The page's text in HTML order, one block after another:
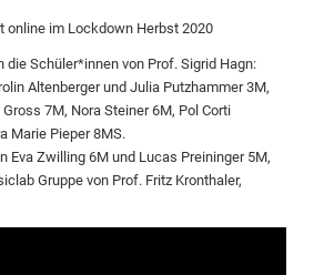
online im Lockdown Herbst 2020
die Schüler*innen von Prof. Sigrid Hagn:
Altenberger und Julia Putzhammer 3M,
Gross 7M, Nora Steiner 6M, Pol Corti
Marie Pieper 8MS.
Eva Zwilling 6M und Lucas Preininger 5M,
Gruppe von Prof. Fritz Kronthaler,